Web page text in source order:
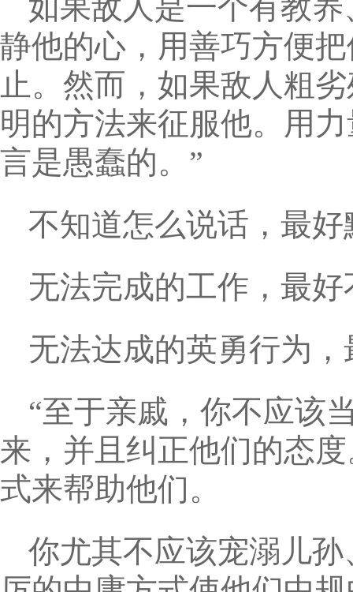
如果敌人是一个有教
静他的心，用善巧方便
止。然而，如果敌人粗
明的方法来征服他。用
言是愚蠢的。”
不知道怎么说话，最
无法完成的工作，最
无法达成的英勇行为
“至于亲戚，你不应该
来，并且纠正他们的态
式来帮助他们。
你尤其不应该宠溺儿